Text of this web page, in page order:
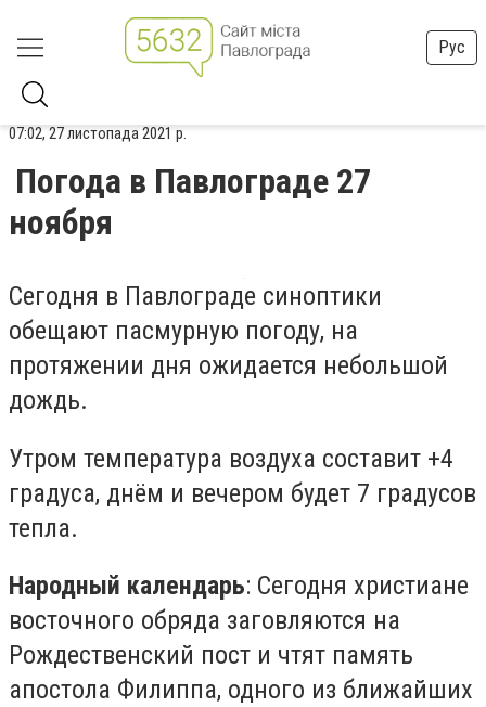
Рус
07:02, 27 листопада 2021 р.
Погода в Павлограде 27
ноября
Сегодня в Павлограде синоптики
обещают пасмурную погоду, на
протяжении дня ожидается небольшой
дождь.
Утром температура воздуха составит +4
градуса, днём и вечером будет 7 градусов
тепла.
Народный календарь: Сегодня христиане
восточного обряда заговляются на
Рождественский пост и чтят память
апостола Филиппа, одного из ближайших